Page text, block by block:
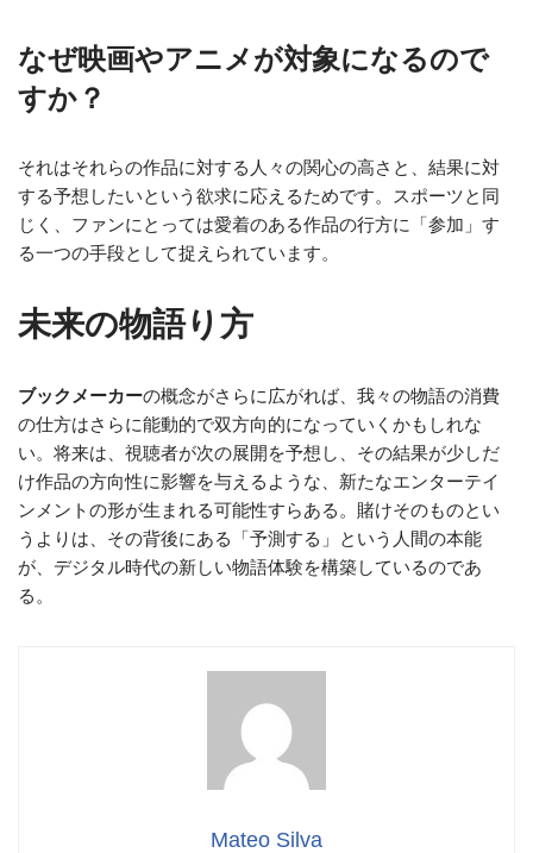
なぜ映画やアニメが対象になるので
すか？
それはそれらの作品に対する人々の関心の高さと、結果に対
する予想したいという欲求に応えるためです。スポーツと同
じく、ファンにとっては愛着のある作品の行方に「参加」す
る一つの手段として捉えられています。
未来の物語り方
ブックメーカーの概念がさらに広がれば、我々の物語の消費
の仕方はさらに能動的で双方向的になっていくかもしれな
い。将来は、視聴者が次の展開を予想し、その結果が少しだ
け作品の方向性に影響を与えるような、新たなエンターテイ
ンメントの形が生まれる可能性すらある。賭けそのものとい
うよりは、その背後にある「予測する」という人間の本能
が、デジタル時代の新しい物語体験を構築しているのであ
る。
Mateo Silva